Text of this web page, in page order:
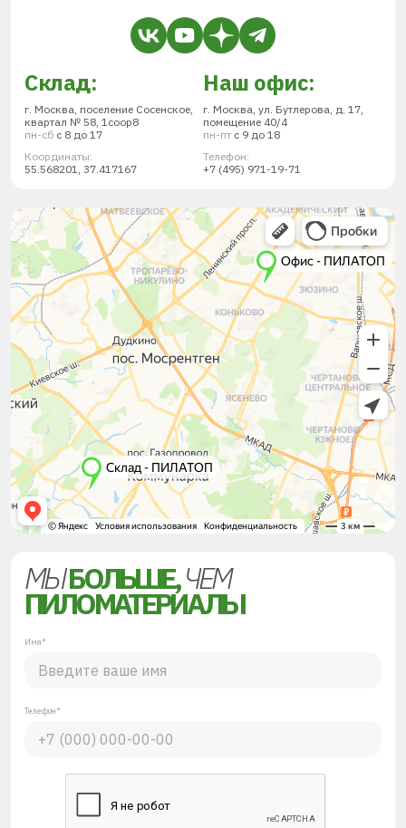
Склад:
г. Москва, поселение Сосенское,
квартал № 58, 1соор8
пн-сб с 8 до 17
Координаты:
55.568201, 37.417167
Наш офис:
г. Москва, ул. Бутлерова, д. 17,
помещение 40/4
пн-пт с 9 до 18
Телефон:
+7 (495) 971-19-71
МЫБОЛЬШЕ,ЧЕМ
ПИЛОМАТЕРИАЛЫ
Имя*
Телефон*